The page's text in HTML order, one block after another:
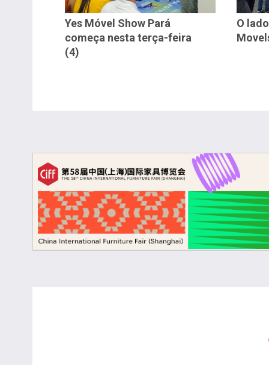
Yes Móvel Show Pará
começa nesta terça-feira
(4)
O